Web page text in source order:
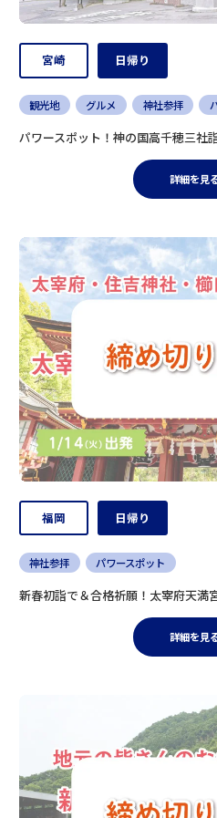
宮崎 日帰り
観光地 グルメ 神社参拝
パワースポット！神の国高千穂三社
詳細を見
福岡 日帰り
神社参拝 パワースポット
新春初詣で＆合格祈願！太宰府天満
詳細を見